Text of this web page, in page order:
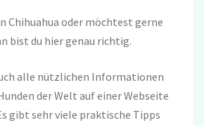
Chihuahua oder möchtest gerne
bist du hier genau richtig.
alle nützlichen Informationen
der Welt auf einer Webseite
gibt sehr viele praktische Tipps